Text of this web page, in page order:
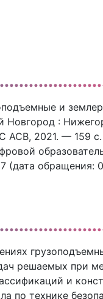
и
Новгород :
АСВ, 2021. — 159
(дата обращения:
решаемых при
и
по технике